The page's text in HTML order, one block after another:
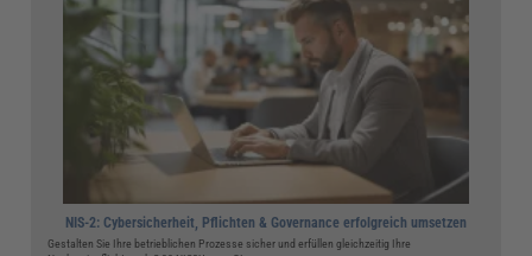
NIS-2: Cybersicherheit, Pflichten & Governance erfolgreich umsetzen
Gestalten Sie Ihre betrieblichen Prozesse sicher und erfüllen gleichzeitig Ihre